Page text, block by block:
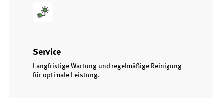
Service
Langfristige Wartung und regelmäßige Reinigung
für optimale Leistung.